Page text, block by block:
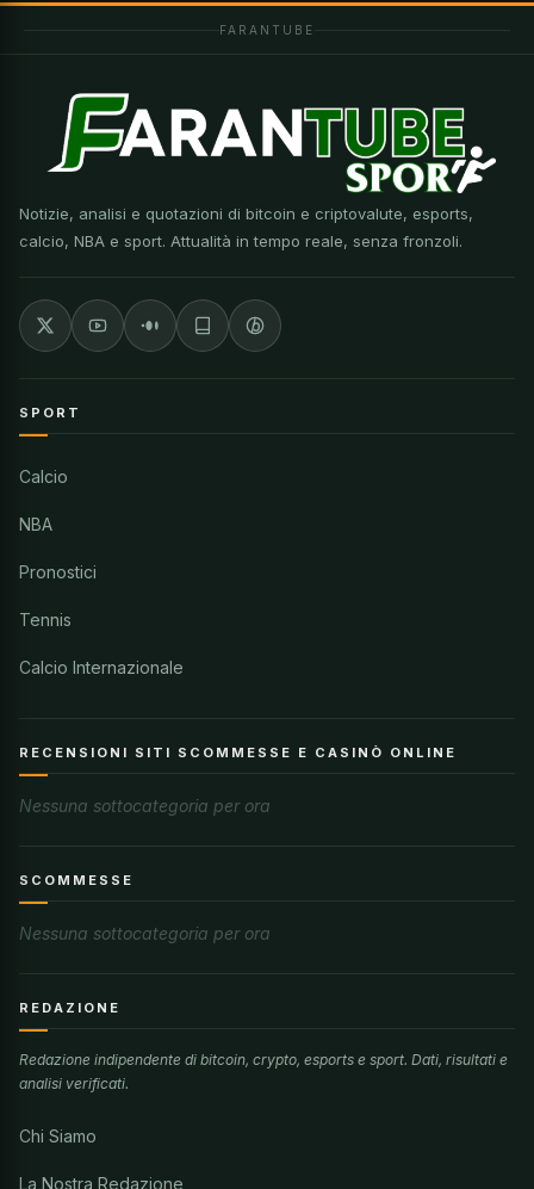
FARANTUBE
Notizie, analisi e quotazioni di bitcoin e criptovalute, esports,
calcio, NBA e sport. Attualità in tempo reale, senza fronzoli.
SPORT
Calcio
NBA
Pronostici
Tennis
Calcio Internazionale
RECENSIONI SITI SCOMMESSE E CASINÒ ONLINE
Nessuna sottocategoria per ora
SCOMMESSE
Nessuna sottocategoria per ora
REDAZIONE
Redazione indipendente di bitcoin, crypto, esports e sport. Dati, risultati e
analisi verificati.
Chi Siamo
La Nostra Redazione